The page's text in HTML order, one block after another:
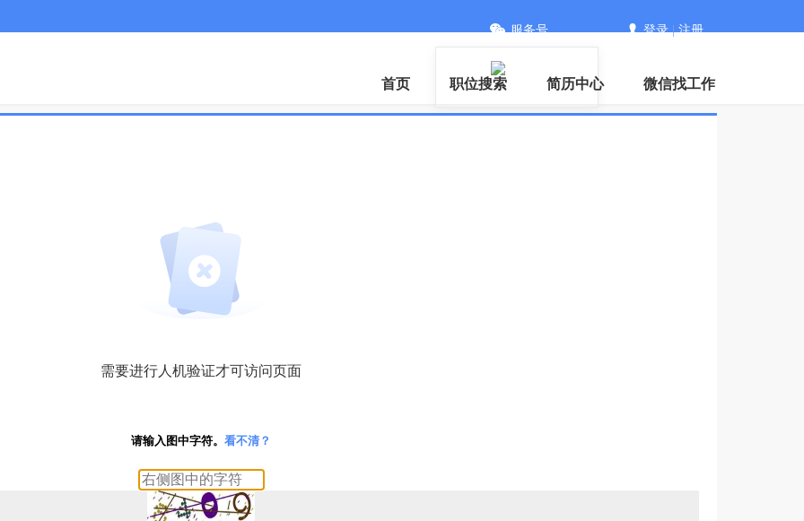
微信
服务号 登录|注册
首页 职位搜索 简历中心 微信找工作
需要进行人机验证才可访问页面
请输入图中字符。 看不清？